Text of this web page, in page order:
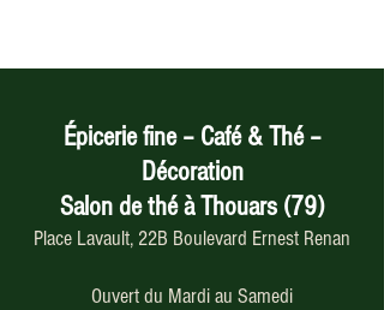
Épicerie fine – Café & Thé –
Décoration
Salon de thé à Thouars (79)
Place Lavault, 22B Boulevard Ernest Renan
Ouvert du Mardi au Samedi